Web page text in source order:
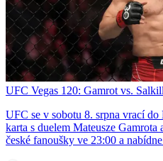
UFC Vegas 120: Gamrot vs.
UFC se v sobotu 8. srpna vrací
karta s duelem Mateusze
české fanoušky ve 23:00 a